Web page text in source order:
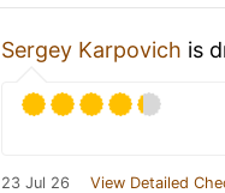
Sergey Karpovich is
23 Jul 26 View Detailed